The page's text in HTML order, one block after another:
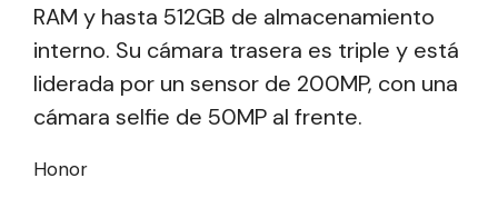
RAM y hasta 512GB de almacenamiento
interno. Su cámara trasera es triple y está
liderada por un sensor de 200MP, con una
cámara selfie de 50MP al frente.
Honor